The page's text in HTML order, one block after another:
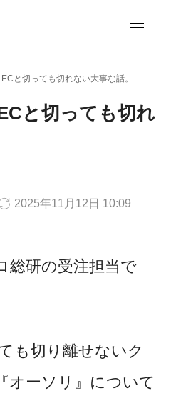
と切っても切れない大事な話。
と切っても切れ
2025年11月12日 10:09
総研の受注担当で
も切り離せないク
オーソリ』について